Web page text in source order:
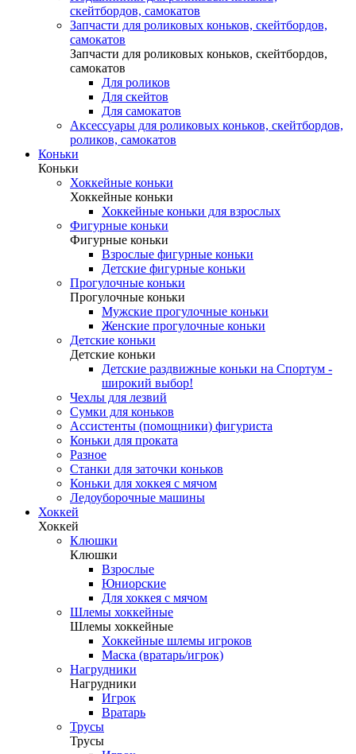
скейтбордов, самокатов
Запчасти для роликовых коньков, скейтбордов,
самокатов
Запчасти для роликовых коньков, скейтбордов,
самокатов
Для роликов
Для скейтов
Для самокатов
Аксессуары для роликовых коньков, скейтбордов,
роликов, самокатов
Коньки
Коньки
Хоккейные коньки
Хоккейные коньки
Хоккейные коньки для взрослых
Фигурные коньки
Фигурные коньки
Взрослые фигурные коньки
Детские фигурные коньки
Прогулочные коньки
Прогулочные коньки
Мужские прогулочные коньки
Женские прогулочные коньки
Детские коньки
Детские коньки
Детские раздвижные коньки на Спортум -
широкий выбор!
Чехлы для лезвий
Сумки для коньков
Ассистенты (помощники) фигуриста
Коньки для проката
Разное
Станки для заточки коньков
Коньки для хоккея с мячом
Ледоуборочные машины
Хоккей
Хоккей
Клюшки
Клюшки
Взрослые
Юниорские
Для хоккея с мячом
Шлемы хоккейные
Шлемы хоккейные
Хоккейные шлемы игроков
Маска (вратарь/игрок)
Нагрудники
Нагрудники
Игрок
Вратарь
Трусы
Трусы